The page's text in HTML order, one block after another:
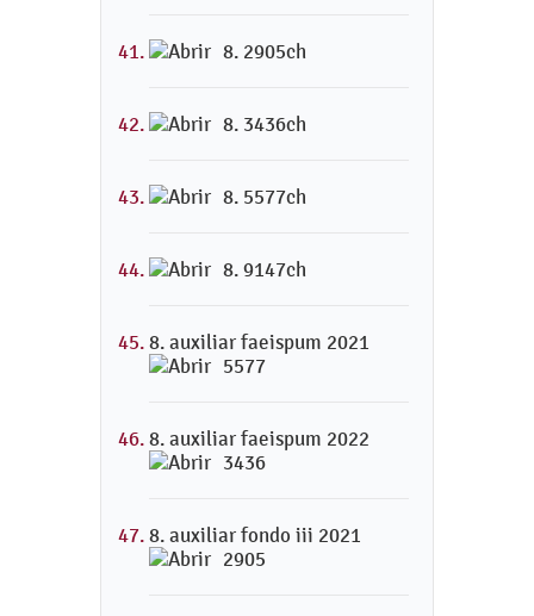
8. 2905ch
8. 3436ch
8. 5577ch
8. 9147ch
8. auxiliar faeispum 2021
5577
8. auxiliar faeispum 2022
3436
8. auxiliar fondo iii 2021
2905